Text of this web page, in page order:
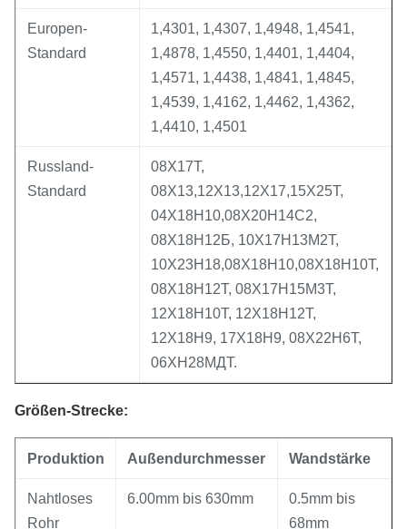
Europen-
Standard
1,4301, 1,4307, 1,4948, 1,4541,
1,4878, 1,4550, 1,4401, 1,4404,
1,4571, 1,4438, 1,4841, 1,4845,
1,4539, 1,4162, 1,4462, 1,4362,
1,4410, 1,4501
Russland-
Standard
08Х17Т,
08Х13,12Х13,12Х17,15Х25Т,
04Х18Н10,08Х20Н14С2,
08Х18Н12Б, 10Х17Н13М2Т,
10Х23Н18,08Х18Н10,08Х18Н10Т,
08Х18Н12Т, 08Х17Н15М3Т,
12Х18Н10Т, 12Х18Н12Т,
12Х18Н9, 17Х18Н9, 08Х22Н6Т,
06ХН28МДТ.
Größen-Strecke:
Produktion Außendurchmesser Wandstärke
Nahtloses
Rohr
6.00mm bis 630mm
0.5mm bis
68mm